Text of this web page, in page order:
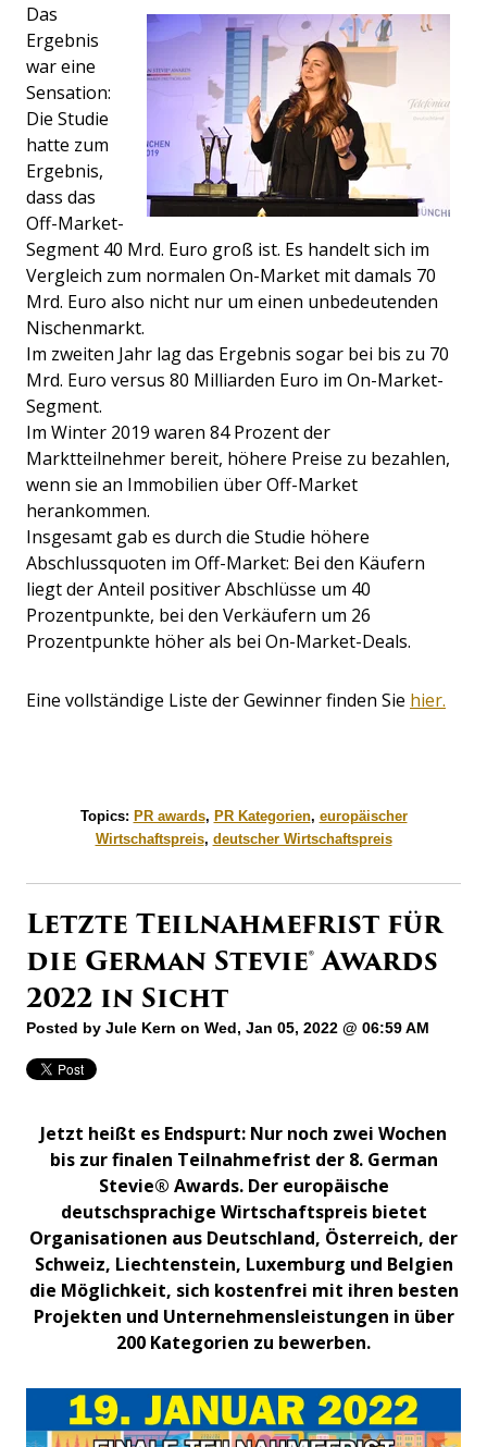
Das
Ergebnis
war eine
Sensation:
Die Studie
hatte zum
Ergebnis,
dass das
Off-Market-
Segment 40 Mrd. Euro groß ist. Es handelt sich im
Vergleich zum normalen On-Market mit damals 70
Mrd. Euro also nicht nur um einen unbedeutenden
Nischenmarkt.
Im zweiten Jahr lag das Ergebnis sogar bei bis zu 70
Mrd. Euro versus 80 Milliarden Euro im On-Market-
Segment.
Im Winter 2019 waren 84 Prozent der
Marktteilnehmer bereit, höhere Preise zu bezahlen,
wenn sie an Immobilien über Off-Market
herankommen.
Insgesamt gab es durch die Studie höhere
Abschlussquoten im Off-Market: Bei den Käufern
liegt der Anteil positiver Abschlüsse um 40
Prozentpunkte, bei den Verkäufern um 26
Prozentpunkte höher als bei On-Market-Deals.
Eine vollständige Liste der Gewinner finden Sie hier.
Topics: PR awards, PR Kategorien, europäischer
Wirtschaftspreis, deutscher Wirtschaftspreis
Letzte Teilnahmefrist für
die German Stevie® Awards
2022 in Sicht
Posted by Jule Kern on Wed, Jan 05, 2022 @ 06:59 AM
Jetzt heißt es Endspurt: Nur noch zwei Wochen
bis zur finalen Teilnahmefrist der 8. German
Stevie® Awards. Der europäische
deutschsprachige Wirtschaftspreis bietet
Organisationen aus Deutschland, Österreich, der
Schweiz, Liechtenstein, Luxemburg und Belgien
die Möglichkeit, sich kostenfrei mit ihren besten
Projekten und Unternehmensleistungen in über
200 Kategorien zu bewerben.